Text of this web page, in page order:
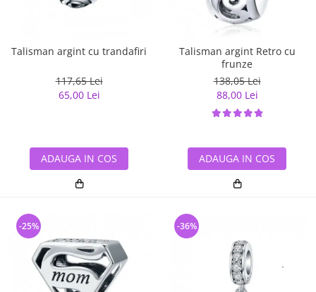
Talisman argint cu trandafiri
117,65 Lei
65,00 Lei
ADAUGA IN COS
Talisman argint Retro cu
frunze
138,05 Lei
88,00 Lei
ADAUGA IN COS
-25% -36%